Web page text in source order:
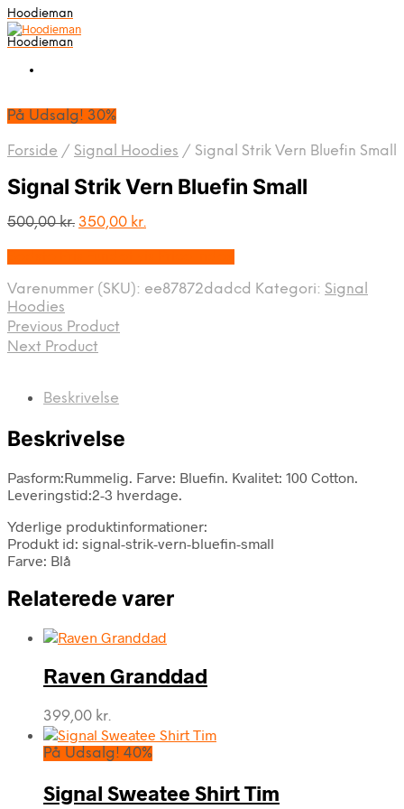
Hoodieman
Hoodieman
På Udsalg! 30%
Forside / Signal Hoodies / Signal Strik Vern Bluefin Small
Signal Strik Vern Bluefin Small
500,00kr. Den
500,00 kr..
350,00 kr.Den
350,00 kr..
Varenummer (SKU): ee87872dadcd Kategori: Signal
Hoodies
Previous Product
Next Product
Beskrivelse
Beskrivelse
Pasform:Rummelig. Farve: Bluefin. Kvalitet: 100 Cotton.
Leveringstid:2-3 hverdage.
Yderlige produktinformationer:
Produkt id: signal-strik-vern-bluefin-small
Farve: Blå
Relaterede varer
Raven Granddad
399,00 kr.
På Udsalg! 40%
Signal Sweatee Shirt Tim